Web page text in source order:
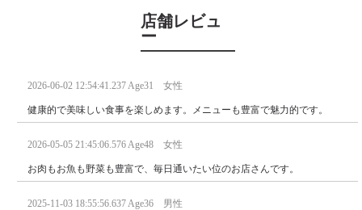
店舗レビュ
ー
2026-06-02 12:54:41.237 Age31 女性
健康的で美味しい食事を楽しめます。メニューも豊富で魅力的です。
2026-05-05 21:45:06.576 Age48 女性
お肉もお魚も野菜も豊富で、毎日通いたい位のお店さんです。
2025-11-03 18:55:56.637 Age36 男性